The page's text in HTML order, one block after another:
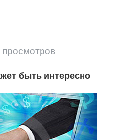
просмотров
быть интересно